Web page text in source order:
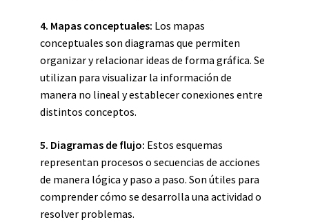
4. Mapas conceptuales: Los mapas
conceptuales son diagramas que permiten
organizar y relacionar ideas de forma gráfica. Se
utilizan para visualizar la información de
manera no lineal y establecer conexiones entre
distintos conceptos.
5. Diagramas de flujo: Estos esquemas
representan procesos o secuencias de acciones
de manera lógica y paso a paso. Son útiles para
comprender cómo se desarrolla una actividad o
resolver problemas.